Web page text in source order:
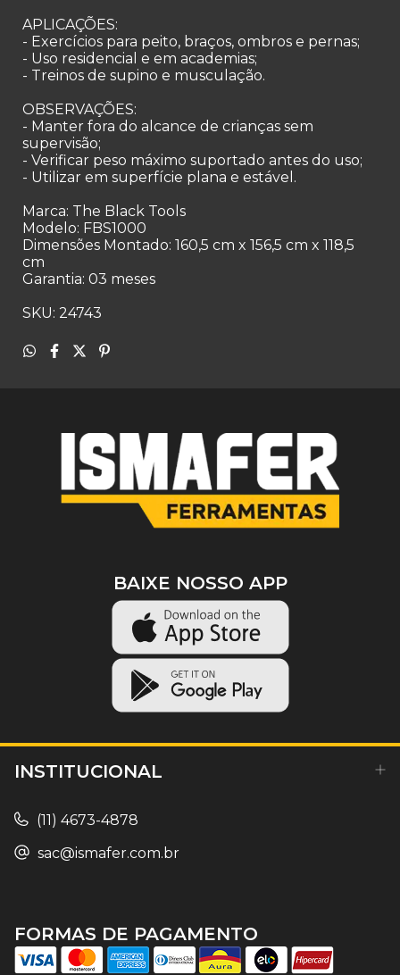
APLICAÇÕES:
- Exercícios para peito, braços, ombros e pernas;
- Uso residencial e em academias;
- Treinos de supino e musculação.
OBSERVAÇÕES:
- Manter fora do alcance de crianças sem
supervisão;
- Verificar peso máximo suportado antes do uso;
- Utilizar em superfície plana e estável.
Marca: The Black Tools
Modelo: FBS1000
Dimensões Montado: 160,5 cm x 156,5 cm x 118,5
cm
Garantia: 03 meses
SKU: 24743
INSTITUCIONAL
(11) 4673-4878
sac@ismafer.com.br
BAIXE NOSSO APP
FORMAS DE PAGAMENTO